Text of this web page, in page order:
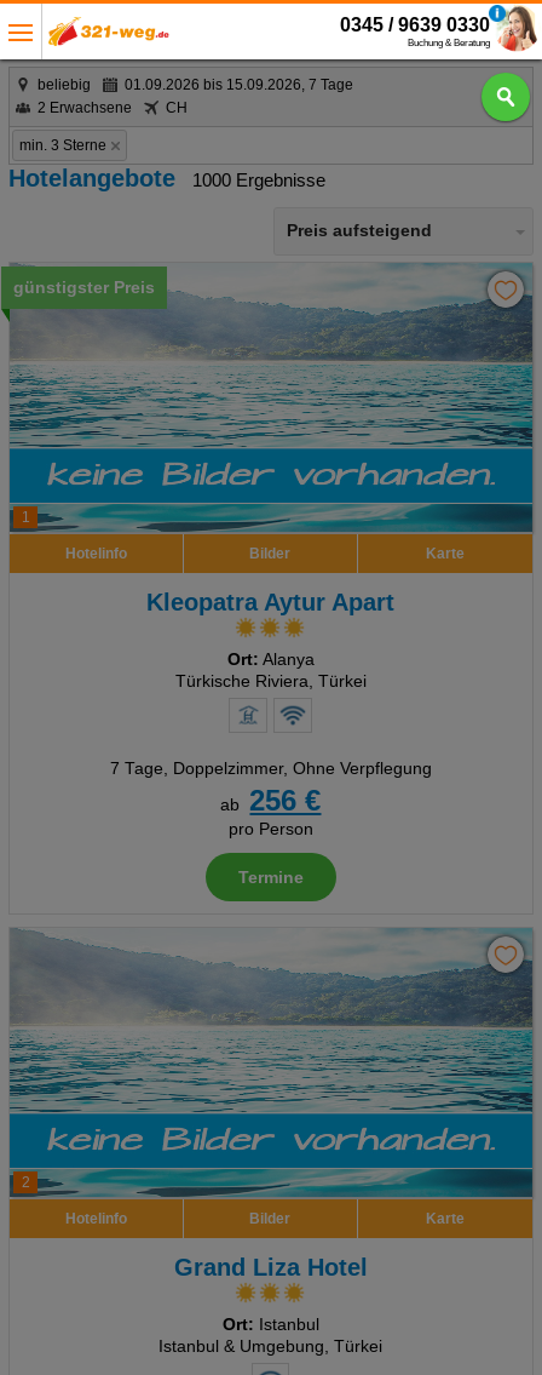
0345 / 9639 0330
Buchung & Beratung
beliebig
01.09.2026 bis 15.09.2026, 7 Tage
2 Erwachsene
CH
min. 3 Sterne
Hotelangebote 1000 Ergebnisse
Preis aufsteigend
1
günstigster Preis
Hotelinfo Bilder Karte
Kleopatra Aytur Apart
Ort: Alanya
Türkische Riviera, Türkei
7 Tage, Doppelzimmer, Ohne Verpflegung
ab
256 €
pro Person
Termine
2
Hotelinfo Bilder Karte
Grand Liza Hotel
Ort: Istanbul
Istanbul & Umgebung, Türkei